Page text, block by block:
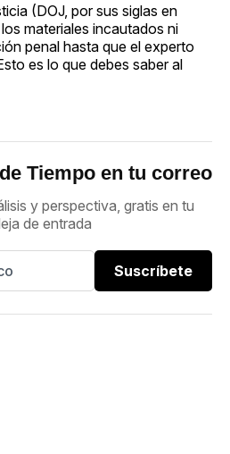
(DOJ, por sus siglas en
materiales incautados ni
penal hasta que el experto
es lo que debes saber al
Tiempo en tu correo
y perspectiva, gratis en tu
de entrada
Suscríbete